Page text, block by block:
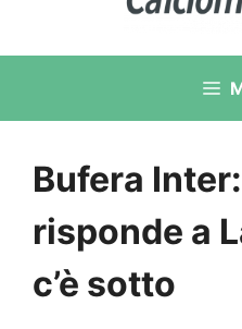
contenuto
Bufera
risponde a
c’è sotto